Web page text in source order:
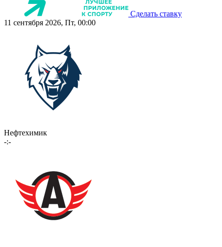
Сделать ставку
11 сентября 2026, Пт, 00:00
Нефтехимик
-:-